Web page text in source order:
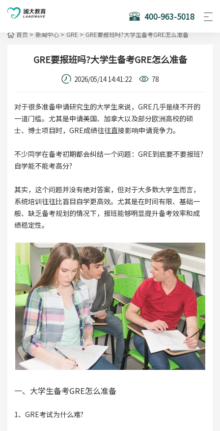
400-963-5018
首页 > 新闻中心 > GRE > GRE要报班吗?大学生备考GRE怎么准备
GRE要报班吗?大学生备考GRE怎么准备
2026/05/14 14:41:22 78
对于很多准备申请研究生的大学生来说，GRE几乎是绕不开的
一道门槛。尤其是申请美国、加拿大以及部分欧洲高校的硕
士、博士项目时，GRE成绩往往直接影响申请竞争力。
不少同学在备考初期都会纠结一个问题：GRE到底要不要报班?
自学能不能考高分?
其实，这个问题并没有绝对答案，但对于大多数大学生而言，
系统培训往往比盲目自学更高效。尤其是在时间有限、基础一
般、缺乏备考规划的情况下，报班能够明显提升备考效率和成
绩稳定性。
一、大学生备考GRE怎么准备
1、GRE考试为什么难?